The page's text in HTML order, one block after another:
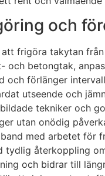
och
frigöra takytan
betongtak,
och förlänger
utseende och
tekniker och
utan onödig
med arbetet för
tydlig återkoppling
och bidrar till